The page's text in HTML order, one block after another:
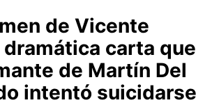
de Vicente
dramática carta que
de Martín Del
intentó suicidarse